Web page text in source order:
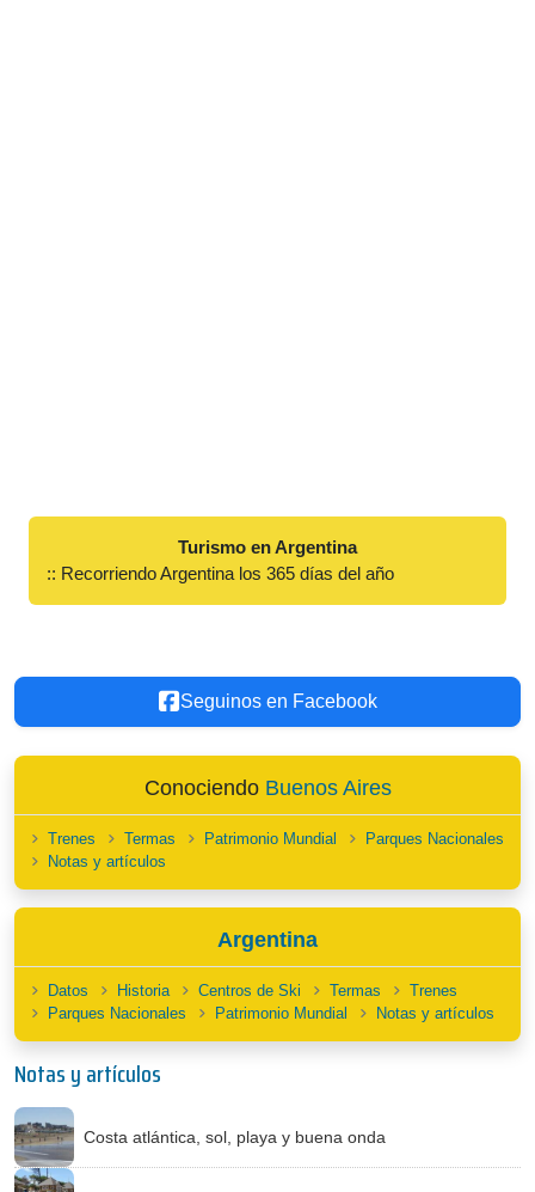
Turismo en Argentina
:: Recorriendo Argentina los 365 días del año
Seguinos en Facebook
Conociendo Buenos Aires
Trenes Termas Patrimonio Mundial
Parques Nacionales
Notas y artículos
Argentina
Datos Historia Centros de Ski Termas
Trenes
Parques Nacionales
Patrimonio Mundial Notas y artículos
Notas y artículos
Costa atlántica, sol, playa y buena onda